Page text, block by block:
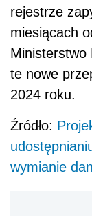
rejestrze
miesiącach
Ministerstwo
te nowe
2024 roku.
Źródło:
wymianie